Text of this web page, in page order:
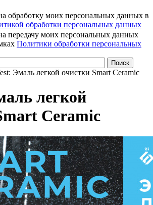
обработку моих персональных данных в
обработки персональных данных
передачу моих персональных данных
Политики обработки персональных
Эмаль легкой очистки Smart Ceramic
легкой
Ceramic